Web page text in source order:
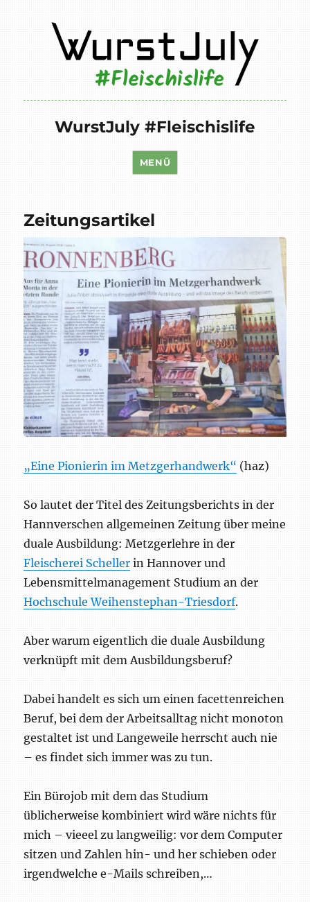
WurstJuly #Fleischislife
MENÜ
Zeitungsartikel
„Eine Pionierin im Metzgerhandwerk“ (haz)
So lautet der Titel des Zeitungsberichts in der
Hannverschen allgemeinen Zeitung über meine
duale Ausbildung: Metzgerlehre in der
Fleischerei Scheller in Hannover und
Lebensmittelmanagement Studium an der
Hochschule Weihenstephan-Triesdorf.
Aber warum eigentlich die duale Ausbildung
verknüpft mit dem Ausbildungsberuf?
Dabei handelt es sich um einen facettenreichen
Beruf, bei dem der Arbeitsalltag nicht monoton
gestaltet ist und Langeweile herrscht auch nie
– es findet sich immer was zu tun.
Ein Bürojob mit dem das Studium
üblicherweise kombiniert wird wäre nichts für
mich – vieeel zu langweilig: vor dem Computer
sitzen und Zahlen hin- und her schieben oder
irgendwelche e-Mails schreiben,…